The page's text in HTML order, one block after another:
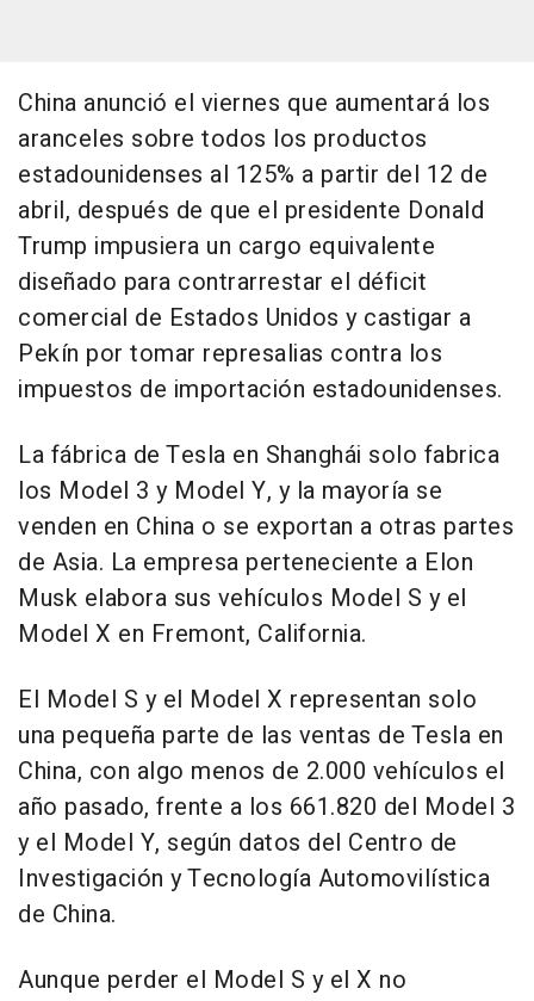
China anunció el viernes que aumentará los
aranceles sobre todos los productos
estadounidenses al 125% a partir del 12 de
abril, después de que el presidente Donald
Trump impusiera un cargo equivalente
diseñado para contrarrestar el déficit
comercial de Estados Unidos y castigar a
Pekín por tomar represalias contra los
impuestos de importación estadounidenses.
La fábrica de Tesla en Shanghái solo fabrica
los Model 3 y Model Y, y la mayoría se
venden en China o se exportan a otras partes
de Asia. La empresa perteneciente a Elon
Musk elabora sus vehículos Model S y el
Model X en Fremont, California.
El Model S y el Model X representan solo
una pequeña parte de las ventas de Tesla en
China, con algo menos de 2.000 vehículos el
año pasado, frente a los 661.820 del Model 3
y el Model Y, según datos del Centro de
Investigación y Tecnología Automovilística
de China.
Aunque perder el Model S y el X no